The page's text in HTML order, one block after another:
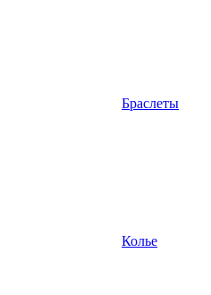
Браслеты
Колье